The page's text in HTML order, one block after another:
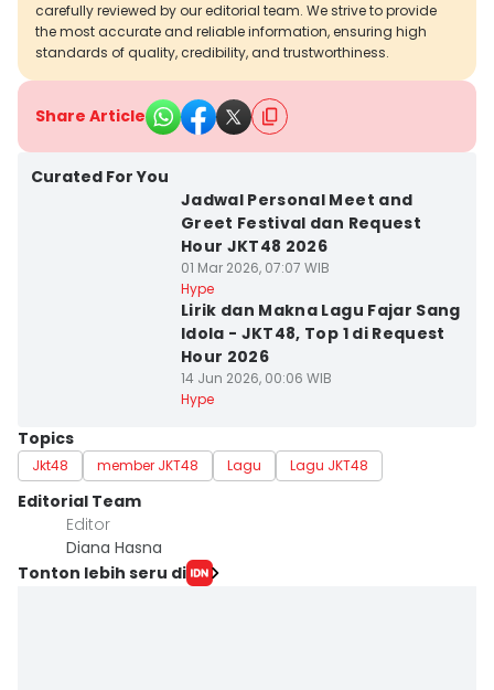
carefully reviewed by our editorial team. We strive to provide
the most accurate and reliable information, ensuring high
standards of quality, credibility, and trustworthiness.
Share Article
Curated For You
Jadwal Personal Meet and
Greet Festival dan Request
Hour JKT48 2026
01 Mar 2026, 07:07 WIB
Hype
Lirik dan Makna Lagu Fajar Sang
Idola - JKT48, Top 1 di Request
Hour 2026
14 Jun 2026, 00:06 WIB
Hype
Topics
Jkt48 member JKT48 Lagu Lagu JKT48
Editorial Team
Editor
Diana Hasna
Tonton lebih seru di